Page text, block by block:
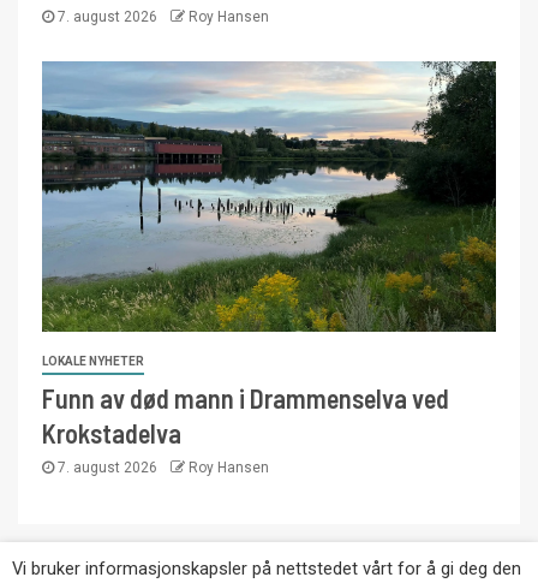
7. august 2026 Roy Hansen
LOKALE NYHETER
Funn av død mann i Drammenselva ved
Krokstadelva
7. august 2026 Roy Hansen
Copyright © Eikernytt.no utgis av Roy’s
Vi bruker informasjonskapsler på nettstedet vårt for å gi deg den